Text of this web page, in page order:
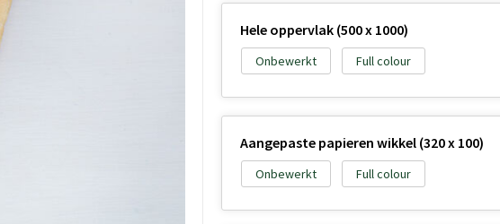
Hele oppervlak (500 x 1000)
Onbewerkt Full colour
Aangepaste papieren wikkel (320 x 100)
Onbewerkt Full colour